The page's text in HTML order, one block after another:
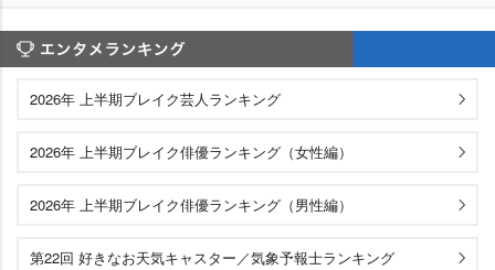
2026年 上半期ブレイク芸人ランキング
2026年 上半期ブレイク俳優ランキング（女性編）
2026年 上半期ブレイク俳優ランキング（男性編）
第22回 好きなお天気キャスター／気象予報士ランキング